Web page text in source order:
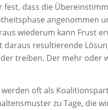
fest, dass die
angenommen
wiederum kann Frust
daraus resultierende
treiben. Der mehr oder
oft als
zu Tage, die